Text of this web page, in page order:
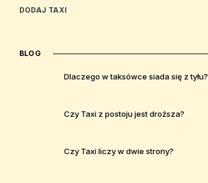
DODAJ TAXI
BLOG
Dlaczego w taksówce siada się z tyłu?
Czy Taxi z postoju jest droższa?
Czy Taxi liczy w dwie strony?